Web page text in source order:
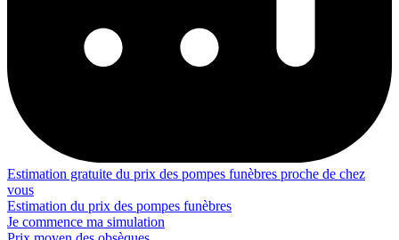
Estimation gratuite du prix des pompes funèbres proche de chez
vous
Estimation du prix des pompes funèbres
Je commence ma simulation